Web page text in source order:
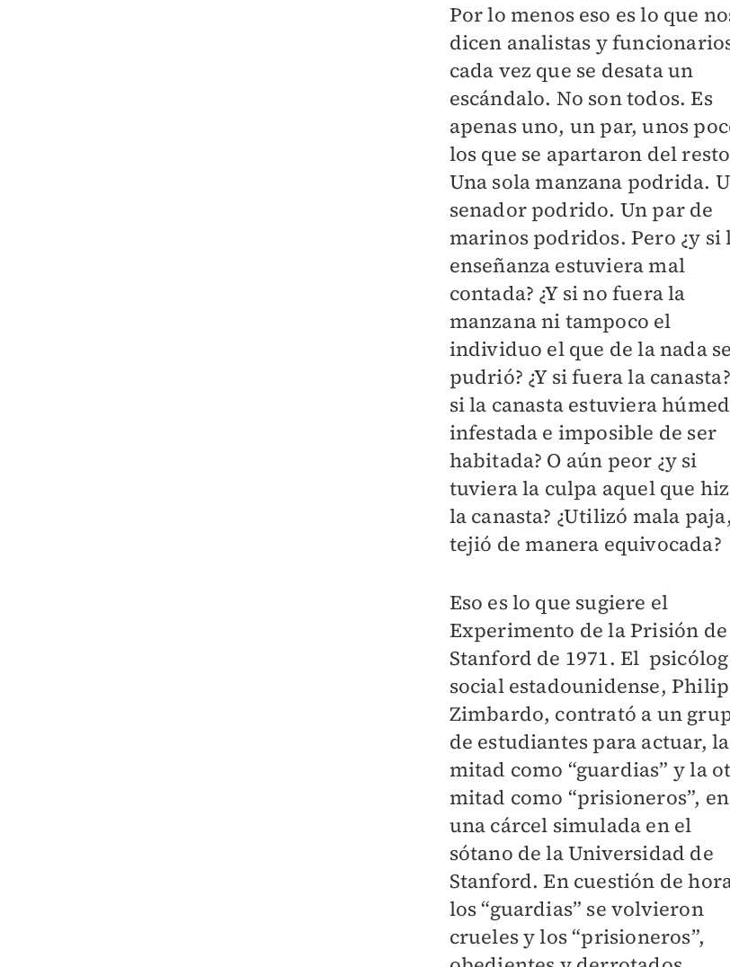
Por lo menos eso es lo que
dicen analistas y
cada vez que se desata un
escándalo. No son todos. Es
apenas uno, un par, unos
los que se apartaron del
Una sola manzana podrida.
senador podrido. Un par de
marinos podridos. Pero ¿y si
enseñanza estuviera mal
contada? ¿Y si no fuera la
manzana ni tampoco el
individuo el que de la nada se
pudrió? ¿Y si fuera la canasta?
si la canasta estuviera
infestada e imposible de ser
habitada? O aún peor ¿y si
tuviera la culpa aquel que
la canasta? ¿Utilizó mala paja,
tejió de manera equivocada?
Eso es lo que sugiere el
Experimento de la Prisión de
Stanford de 1971. El
social estadounidense, Philip
Zimbardo, contrató a un
de estudiantes para actuar, la
mitad como “guardias” y la
mitad como “prisioneros”, en
una cárcel simulada en el
sótano de la Universidad de
Stanford. En cuestión de
los “guardias” se volvieron
crueles y los “prisioneros”,